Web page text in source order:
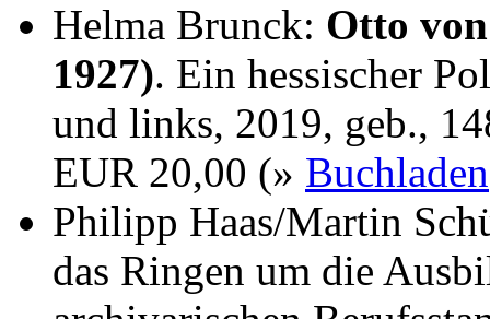
Helma Brunck: Otto
1927). Ein hessischer
und links, 2019, geb.,
EUR 20,00 (» Buchladen
Philipp Haas/Martin
das Ringen um die